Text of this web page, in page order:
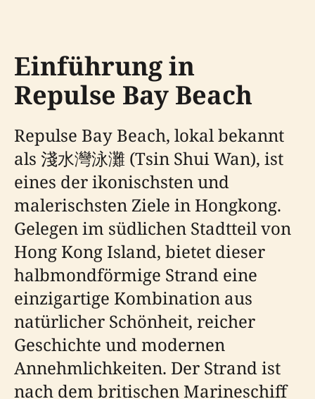
Einführung in
Repulse Bay Beach
Repulse Bay Beach, lokal bekannt
als 淺水灣泳灘 (Tsin Shui Wan), ist
eines der ikonischsten und
malerischsten Ziele in Hongkong.
Gelegen im südlichen Stadtteil von
Hong Kong Island, bietet dieser
halbmondförmige Strand eine
einzigartige Kombination aus
natürlicher Schönheit, reicher
Geschichte und modernen
Annehmlichkeiten. Der Strand ist
nach dem britischen Marineschiff